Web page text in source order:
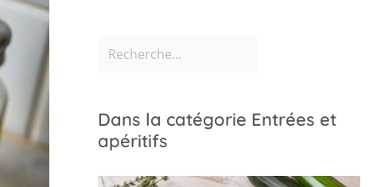
Dans la catégorie Entrées et
apéritifs